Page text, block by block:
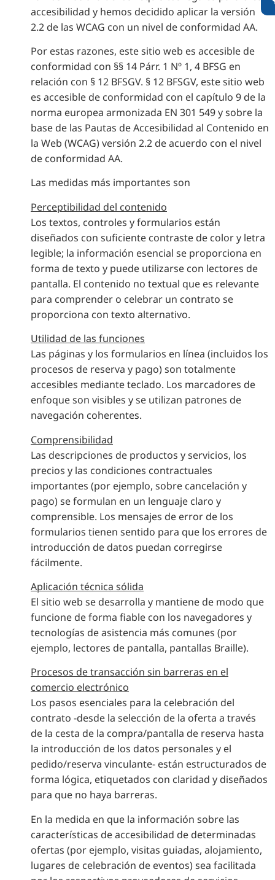
accesibilidad y hemos decidido aplicar la versión
2.2 de las WCAG con un nivel de conformidad AA.
Por estas razones, este sitio web es accesible de
conformidad con §§ 14 Párr. 1 Nº 1, 4 BFSG en
relación con § 12 BFSGV. § 12 BFSGV, este sitio web
es accesible de conformidad con el capítulo 9 de la
norma europea armonizada EN 301 549 y sobre la
base de las Pautas de Accesibilidad al Contenido en
la Web (WCAG) versión 2.2 de acuerdo con el nivel
de conformidad AA.
Las medidas más importantes son
Perceptibilidad del contenido
Los textos, controles y formularios están
diseñados con suficiente contraste de color y letra
legible; la información esencial se proporciona en
forma de texto y puede utilizarse con lectores de
pantalla. El contenido no textual que es relevante
para comprender o celebrar un contrato se
proporciona con texto alternativo.
Utilidad de las funciones
Las páginas y los formularios en línea (incluidos los
procesos de reserva y pago) son totalmente
accesibles mediante teclado. Los marcadores de
enfoque son visibles y se utilizan patrones de
navegación coherentes.
Comprensibilidad
Las descripciones de productos y servicios, los
precios y las condiciones contractuales
importantes (por ejemplo, sobre cancelación y
pago) se formulan en un lenguaje claro y
comprensible. Los mensajes de error de los
formularios tienen sentido para que los errores de
introducción de datos puedan corregirse
fácilmente.
Aplicación técnica sólida
El sitio web se desarrolla y mantiene de modo que
funcione de forma fiable con los navegadores y
tecnologías de asistencia más comunes (por
ejemplo, lectores de pantalla, pantallas Braille).
Procesos de transacción sin barreras en el
comercio electrónico
Los pasos esenciales para la celebración del
contrato -desde la selección de la oferta a través
de la cesta de la compra/pantalla de reserva hasta
la introducción de los datos personales y el
pedido/reserva vinculante- están estructurados de
forma lógica, etiquetados con claridad y diseñados
para que no haya barreras.
En la medida en que la información sobre las
características de accesibilidad de determinadas
ofertas (por ejemplo, visitas guiadas, alojamiento,
lugares de celebración de eventos) sea facilitada